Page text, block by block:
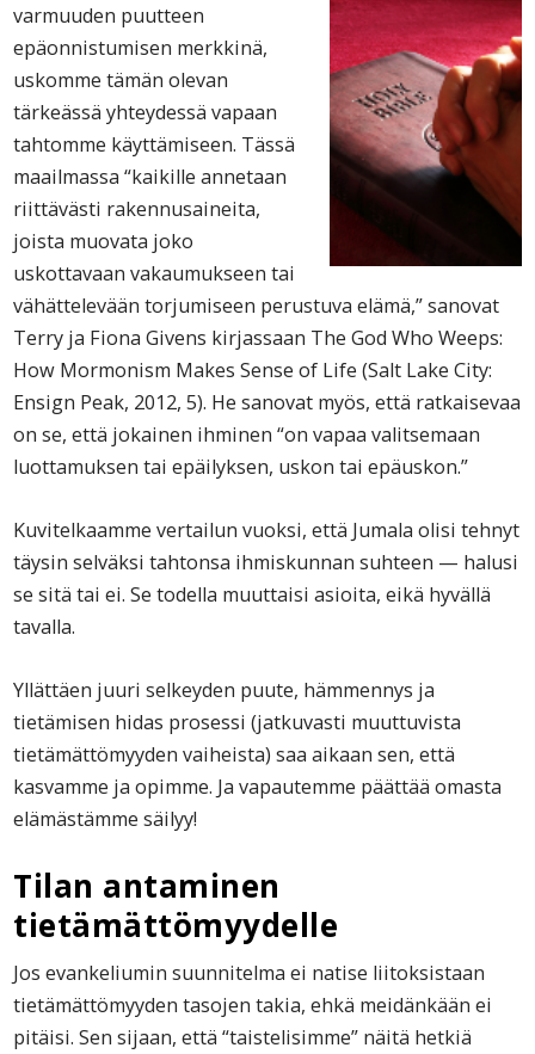
varmuuden puutteen
epäonnistumisen merkkinä,
uskomme tämän olevan
tärkeässä yhteydessä vapaan
tahtomme käyttämiseen. Tässä
maailmassa “kaikille annetaan
riittävästi rakennusaineita,
joista muovata joko
uskottavaan vakaumukseen tai
vähättelevään torjumiseen perustuva elämä,” sanovat
Terry ja Fiona Givens kirjassaan The God Who Weeps:
How Mormonism Makes Sense of Life (Salt Lake City:
Ensign Peak, 2012, 5). He sanovat myös, että ratkaisevaa
on se, että jokainen ihminen “on vapaa valitsemaan
luottamuksen tai epäilyksen, uskon tai epäuskon.”
Kuvitelkaamme vertailun vuoksi, että Jumala olisi tehnyt
täysin selväksi tahtonsa ihmiskunnan suhteen — halusi
se sitä tai ei. Se todella muuttaisi asioita, eikä hyvällä
tavalla.
Yllättäen juuri selkeyden puute, hämmennys ja
tietämisen hidas prosessi (jatkuvasti muuttuvista
tietämättömyyden vaiheista) saa aikaan sen, että
kasvamme ja opimme. Ja vapautemme päättää omasta
elämästämme säilyy!
Tilan antaminen
tietämättömyydelle
Jos evankeliumin suunnitelma ei natise liitoksistaan
tietämättömyyden tasojen takia, ehkä meidänkään ei
pitäisi. Sen sijaan, että “taistelisimme” näitä hetkiä